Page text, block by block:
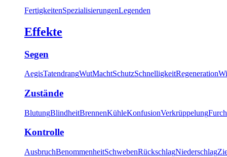
FertigkeitenSpezialisierungenLegenden
Effekte
Segen
AegisTatendrangWutMachtSchutzSchnelligkeitRegeneration
Zustände
BlutungBlindheitBrennenKühleKonfusionVerkrüppelung
Kontrolle
AusbruchBenommenheitSchwebenRückschlagNiederschlag